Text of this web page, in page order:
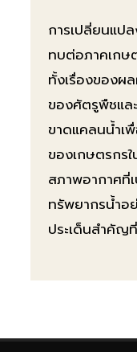
การเปลี่ยนแป
ทบต่อภาคเกษ
ทั้งเรื่องของผ
ของศัตรูพืชแล
ขาดแคลนน้ำเ
ของเกษตรกร
สภาพอากาศที่
ทรัพยากรน้ำอ
ประเด็นสำคัญ